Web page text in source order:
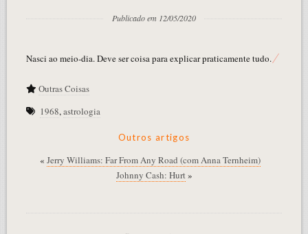
Publicado em 12/05/2020
Nasci ao meio-dia. Deve ser coisa para explicar praticamente tudo.
Outras Coisas
1968,astrologia
Outros artigos
« Jerry Williams: Far From Any Road (com Anna Ternheim)
Johnny Cash: Hurt»